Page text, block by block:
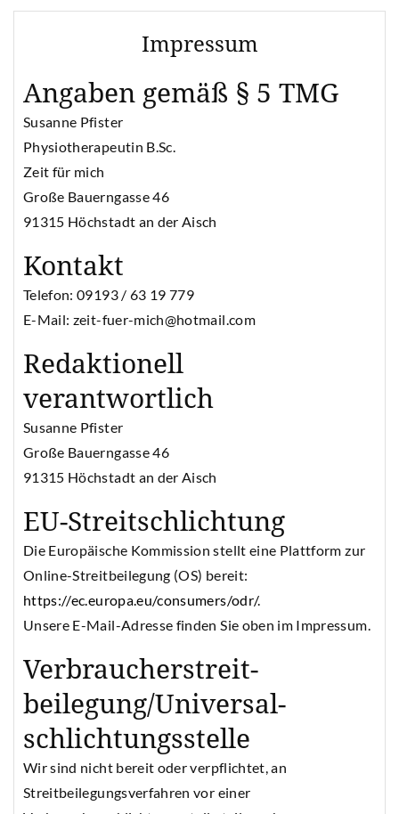
Impressum
Angaben gemäß § 5 TMG
Susanne Pfister
Physiotherapeutin B.Sc.
Zeit für mich
Große Bauerngasse 46
91315 Höchstadt an der Aisch
Kontakt
Telefon: 09193 / 63 19 779
E-Mail: zeit-fuer-mich@hotmail.com
Redaktionell
verantwortlich
Susanne Pfister
Große Bauerngasse 46
91315 Höchstadt an der Aisch
EU-Streitschlichtung
Die Europäische Kommission stellt eine Plattform zur
Online-Streitbeilegung (OS) bereit:
https://ec.europa.eu/consumers/odr/.
Unsere E-Mail-Adresse finden Sie oben im Impressum.
Verbraucher­streit­
beilegung/Universal­
schlichtungs­stelle
Wir sind nicht bereit oder verpflichtet, an
Streitbeilegungsverfahren vor einer